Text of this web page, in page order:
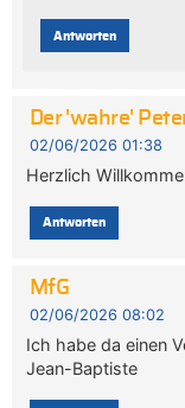
Antworten
Der 'wahre'
02/06/2026 01:38
Herzlich
Antworten
MfG
02/06/2026 08:02
Ich habe da einen
Jean-Baptiste